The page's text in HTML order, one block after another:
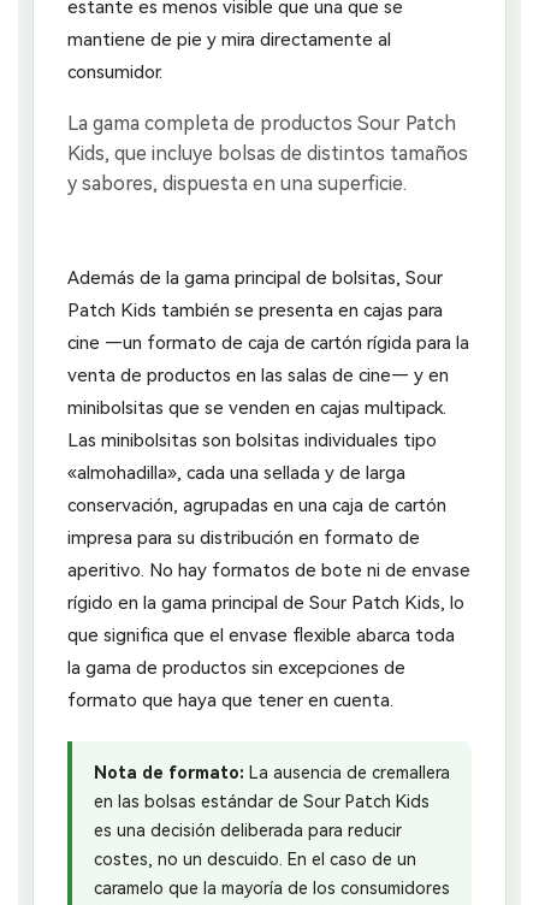
estante es menos visible que una que se
mantiene de pie y mira directamente al
consumidor.
Además de la gama principal de bolsitas, Sour
Patch Kids también se presenta en cajas para
cine —un formato de caja de cartón rígida para la
venta de productos en las salas de cine— y en
minibolsitas que se venden en cajas multipack.
Las minibolsitas son bolsitas individuales tipo
«almohadilla», cada una sellada y de larga
conservación, agrupadas en una caja de cartón
impresa para su distribución en formato de
aperitivo. No hay formatos de bote ni de envase
rígido en la gama principal de Sour Patch Kids, lo
que significa que el envase flexible abarca toda
la gama de productos sin excepciones de
formato que haya que tener en cuenta.
Nota de formato: La ausencia de cremallera
en las bolsas estándar de Sour Patch Kids
es una decisión deliberada para reducir
costes, no un descuido. En el caso de un
caramelo que la mayoría de los consumidores